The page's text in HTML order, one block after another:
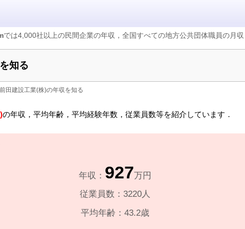
では4,000社以上の民間企業の年収，全国すべての地方公共団体職員の月
知る
前田建設工業(株)の年収を知る
の年収，平均年齢，平均経験年数，従業員数等を紹介しています．
年収： 927万円
従業員数：3220人
平均年齢：43.2歳